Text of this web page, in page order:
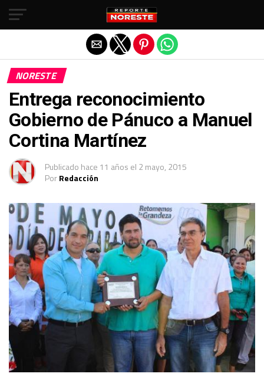
NORESTE
Entrega reconocimiento
Gobierno de Pánuco a Manuel
Cortina Martínez
Publicado hace 11 años el 2 mayo, 2015
PorRedacción
Salir de la versión móvil